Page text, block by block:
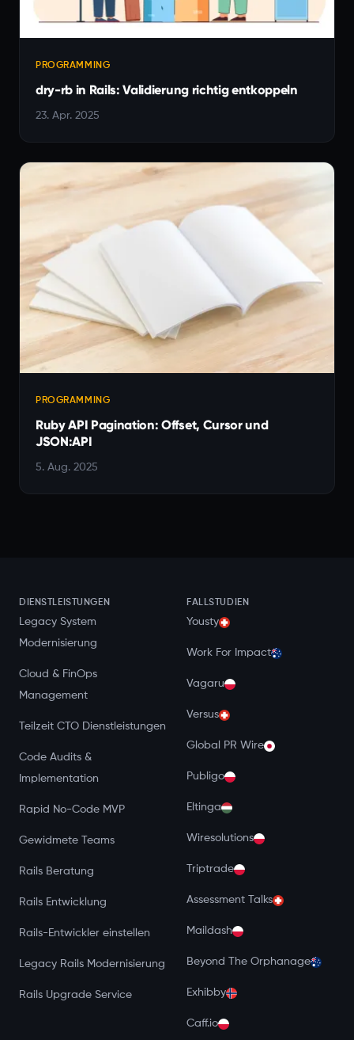
PROGRAMMING
dry-rb in Rails: Validierung richtig entkoppeln
23. Apr. 2025
PROGRAMMING
Ruby API Pagination: Offset, Cursor und
JSON:API
5. Aug. 2025
DIENSTLEISTUNGEN
Legacy System
Modernisierung
Cloud & FinOps
Management
Teilzeit CTO Dienstleistungen
Code Audits &
Implementation
Rapid No-Code MVP
Gewidmete Teams
Rails Beratung
Rails Entwicklung
Rails-Entwickler einstellen
Legacy Rails Modernisierung
Rails Upgrade Service
FALLSTUDIEN
Yousty
Work For Impact
Vagaru
Versus
Global PR Wire
Publigo
Eltinga
Wiresolutions
Triptrade
Assessment Talks
Maildash
Beyond The Orphanage
Exhibby
Caff.io